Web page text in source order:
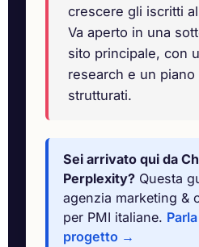
crescere gli iscritti
Va aperto in una
sito principale, con
research e un piano
strutturati.
Sei arrivato qui da
Perplexity? Questa
agenzia marketing &
per PMI italiane.
progetto →